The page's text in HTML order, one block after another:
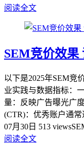
阅读全文
SEM竞价效果
以下是2025年SEM竞
业实践与数据指标：
量：反映广告曝光广
(CTR)：优秀账户通常
07月30日 513 views
阅读全文